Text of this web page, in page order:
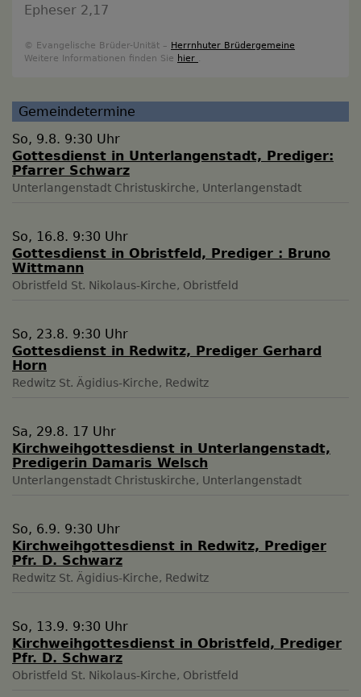
Epheser 2,17
© Evangelische Brüder-Unität – Herrnhuter Brüdergemeine
Weitere Informationen finden Sie hier
Gemeindetermine
So, 9.8. 9:30 Uhr
Gottesdienst in Unterlangenstadt, Prediger:
Pfarrer Schwarz
Unterlangenstadt Christuskirche, Unterlangenstadt
So, 16.8. 9:30 Uhr
Gottesdienst in Obristfeld, Prediger : Bruno
Wittmann
Obristfeld St. Nikolaus-Kirche, Obristfeld
So, 23.8. 9:30 Uhr
Gottesdienst in Redwitz, Prediger Gerhard
Horn
Redwitz St. Ägidius-Kirche, Redwitz
Sa, 29.8. 17 Uhr
Kirchweihgottesdienst in Unterlangenstadt,
Predigerin Damaris Welsch
Unterlangenstadt Christuskirche, Unterlangenstadt
So, 6.9. 9:30 Uhr
Kirchweihgottesdienst in Redwitz, Prediger
Pfr. D. Schwarz
Redwitz St. Ägidius-Kirche, Redwitz
So, 13.9. 9:30 Uhr
Kirchweihgottesdienst in Obristfeld, Prediger
Pfr. D. Schwarz
Obristfeld St. Nikolaus-Kirche, Obristfeld